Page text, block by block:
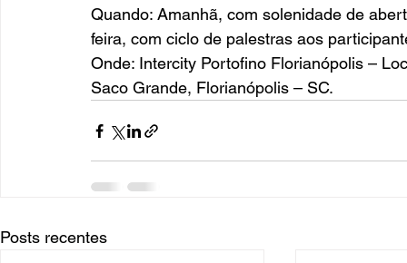
Quando: Amanhã, com solenidade de
feira, com ciclo de palestras aos
Onde: Intercity Portofino Florianópolis –
Saco Grande, Florianópolis – SC.
Posts recentes